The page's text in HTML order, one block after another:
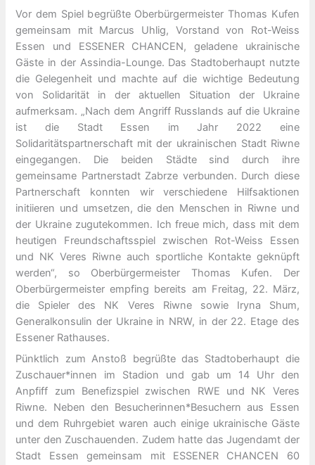
Vor dem Spiel begrüßte Oberbürgermeister Thomas Kufen
gemeinsam mit Marcus Uhlig, Vorstand von Rot-Weiss
Essen und ESSENER CHANCEN, geladene ukrainische
Gäste in der Assindia-Lounge. Das Stadtoberhaupt nutzte
die Gelegenheit und machte auf die wichtige Bedeutung
von Solidarität in der aktuellen Situation der Ukraine
aufmerksam. „Nach dem Angriff Russlands auf die Ukraine
ist die Stadt Essen im Jahr 2022 eine
Solidaritätspartnerschaft mit der ukrainischen Stadt Riwne
eingegangen. Die beiden Städte sind durch ihre
gemeinsame Partnerstadt Zabrze verbunden. Durch diese
Partnerschaft konnten wir verschiedene Hilfsaktionen
initiieren und umsetzen, die den Menschen in Riwne und
der Ukraine zugutekommen. Ich freue mich, dass mit dem
heutigen Freundschaftsspiel zwischen Rot-Weiss Essen
und NK Veres Riwne auch sportliche Kontakte geknüpft
werden“, so Oberbürgermeister Thomas Kufen. Der
Oberbürgermeister empfing bereits am Freitag, 22. März,
die Spieler des NK Veres Riwne sowie Iryna Shum,
Generalkonsulin der Ukraine in NRW, in der 22. Etage des
Essener Rathauses.
Pünktlich zum Anstoß begrüßte das Stadtoberhaupt die
Zuschauer*innen im Stadion und gab um 14 Uhr den
Anpfiff zum Benefizspiel zwischen RWE und NK Veres
Riwne. Neben den Besucherinnen*Besuchern aus Essen
und dem Ruhrgebiet waren auch einige ukrainische Gäste
unter den Zuschauenden. Zudem hatte das Jugendamt der
Stadt Essen gemeinsam mit ESSENER CHANCEN 60